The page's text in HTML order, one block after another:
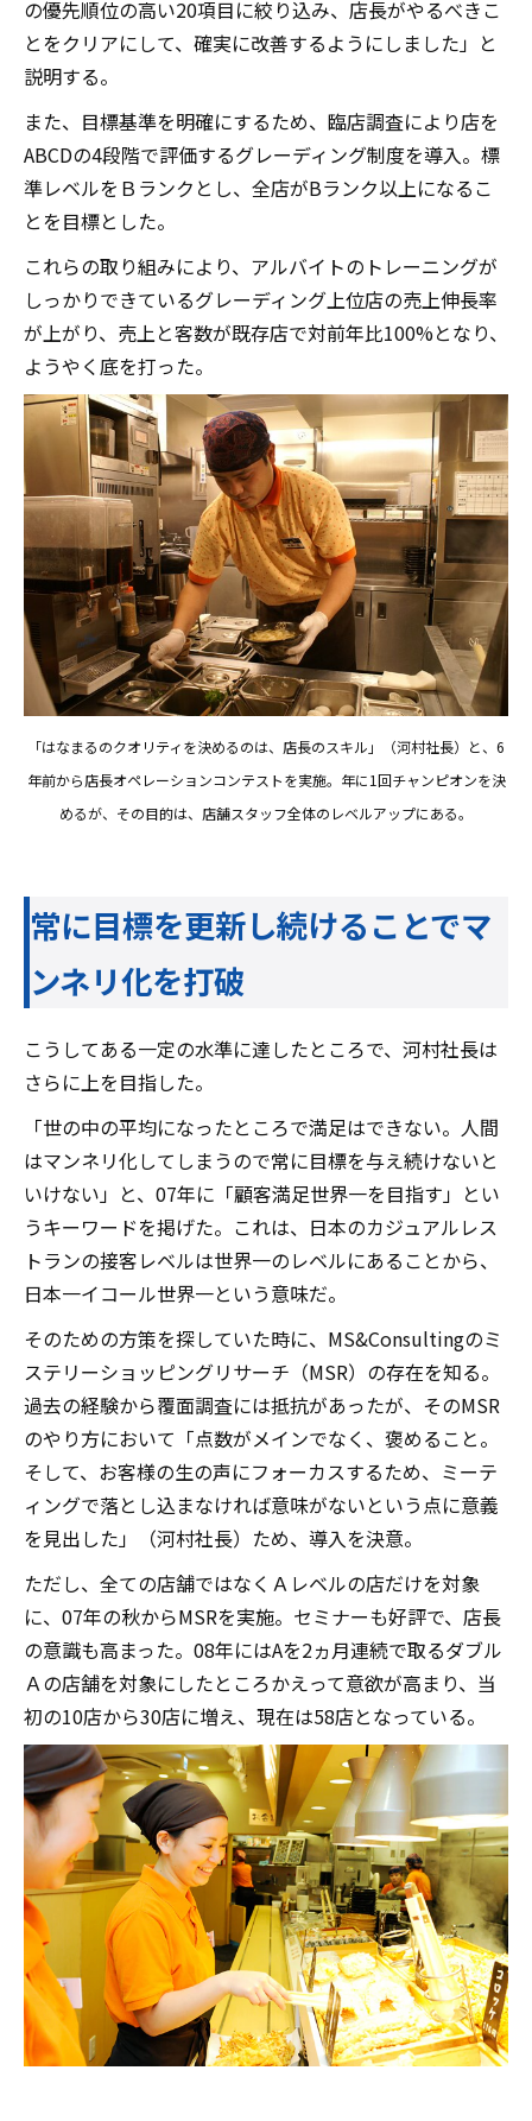
の優先順位の高い20項目に絞り込み、店長がやるべきこ
とをクリアにして、確実に改善するようにしました」と
説明する。
また、目標基準を明確にするため、臨店調査により店を
ABCDの4段階で評価するグレーディング制度を導入。標
準レベルをＢランクとし、全店がBランク以上になるこ
とを目標とした。
これらの取り組みにより、アルバイトのトレーニングが
しっかりできているグレーディング上位店の売上伸長率
が上がり、売上と客数が既存店で対前年比100%となり、
ようやく底を打った。
「はなまるのクオリティを決めるのは、店長のスキル」（河村社長）と、6
年前から店長オペレーションコンテストを実施。年に1回チャンピオンを決
めるが、その目的は、店舗スタッフ全体のレベルアップにある。
常に目標を更新し続けることでマ
ンネリ化を打破
こうしてある一定の水準に達したところで、河村社長は
さらに上を目指した。
「世の中の平均になったところで満足はできない。人間
はマンネリ化してしまうので常に目標を与え続けないと
いけない」と、07年に「顧客満足世界一を目指す」とい
うキーワードを掲げた。これは、日本のカジュアルレス
トランの接客レベルは世界一のレベルにあることから、
日本一イコール世界一という意味だ。
そのための方策を探していた時に、MS&Consultingのミ
ステリーショッピングリサーチ（MSR）の存在を知る。
過去の経験から覆面調査には抵抗があったが、そのMSR
のやり方において「点数がメインでなく、褒めること。
そして、お客様の生の声にフォーカスするため、ミーテ
ィングで落とし込まなければ意味がないという点に意義
を見出した」（河村社長）ため、導入を決意。
ただし、全ての店舗ではなくＡレベルの店だけを対象
に、07年の秋からMSRを実施。セミナーも好評で、店長
の意識も高まった。08年にはAを2ヵ月連続で取るダブル
Ａの店舗を対象にしたところかえって意欲が高まり、当
初の10店から30店に増え、現在は58店となっている。